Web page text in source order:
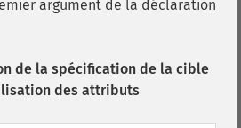
argument de la déclaration
de la spécification de la cible
des attributs